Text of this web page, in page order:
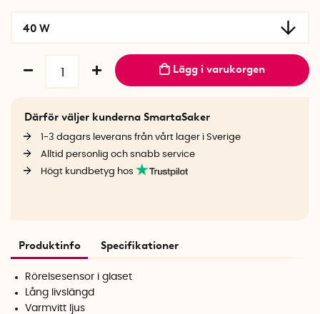
40 W
Lägg i varukorgen
Därför väljer kunderna SmartaSaker
1-3 dagars leverans från vårt lager i Sverige
Alltid personlig och snabb service
Högt kundbetyg hos
Produktinfo Specifikationer
Rörelsesensor i glaset
Lång livslängd
Varmvitt ljus